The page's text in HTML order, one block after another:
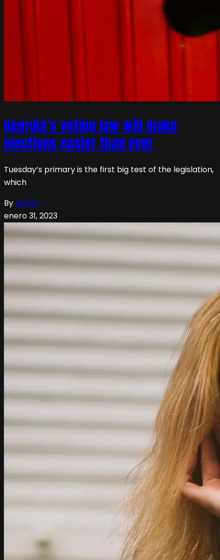
Georgia’s voting law will make
elections easier than ever
Tuesday’s primary is the first big test of the legislation,
which
Byadmin
enero 31, 2023